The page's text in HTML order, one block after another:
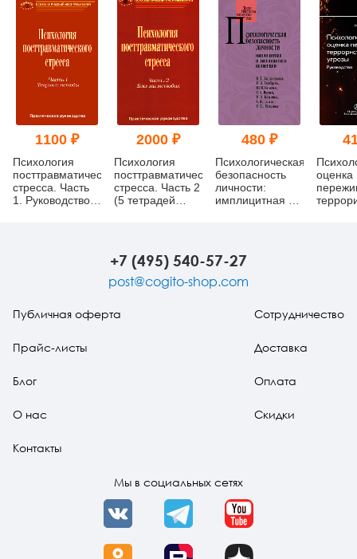
1100 ₽
Психология
посттравматического
стресса. Часть
1. Руководство.
2000 ₽
Психология
посттравматического
стресса. Часть 2
(5 тетрадей
480 ₽
Психологическая
безопасность
личности:
имплицитная и
оценка
+7 (495) 540-57-27
post@cogito-shop.com
Публичная оферта
Прайс-листы
Блог
О нас
Контакты
Сотрудничество
Доставка
Оплата
Скидки
Мы в социальных сетях
VK Telegram YouTube